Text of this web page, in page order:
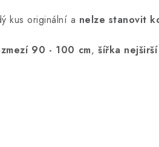
kus originální a nelze stanovit
90 - 100 cm,šířka